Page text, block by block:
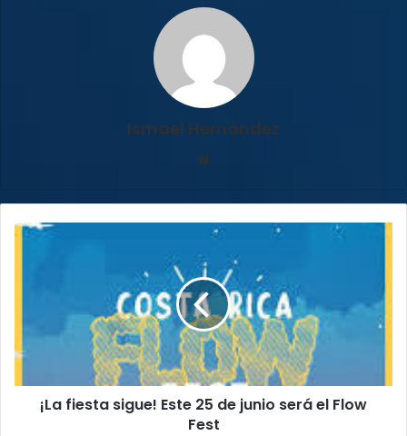
Ismael Hernández
¡La
de
junio
el
¡La fiesta sigue! Este 25 de junio será el Flow
Fest